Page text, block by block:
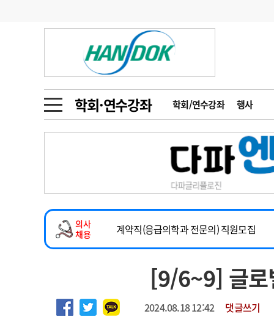
학회·연수강좌 학회/연수강좌 행사
금주의 검색어
1
의사인력 수급 추
2
성분명 처방
3
AI의료
4
전공의 모집 결과
인사
오피니언
인물 초대석 피플
동영상뉴스
포토뉴스
메디 Hospital 지역병원 중소병원
인포메이션 행정처분 판례
회사소개 법적고지
의사
채용
2026년 하반기 인턴 모집
마취통증의학과 임기제 임상의사 채용
계약직(응급의학과 전문의) 직원모집
하반기 전공의(레지던트1년차) 모집
2026년 하반기 인턴 모집
마취통증의학과 임기제 임상의사 채용
[9/6~9] 글로
2024.08.18 12:42 댓글쓰기